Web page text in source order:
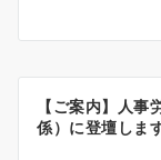
【ご案内】人
係）に登壇しま